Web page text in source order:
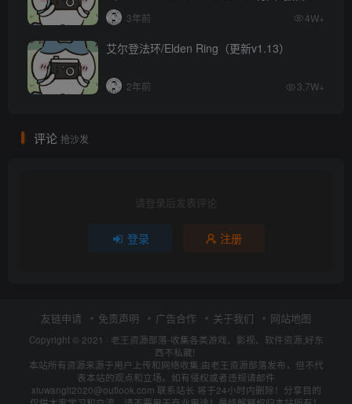
容）
3年前 4W+
艾尔登法环/Elden Ring（更新v1.13）
2年前 3.7W+
评论 抢沙发
请登录后发表评论
登录 注册
友链申请 免责声明 广告合作 关于我们 网站地图
Copyright © 2021 · 老王资源部落-收集各类游戏、影视、软件资源,好东
西不私藏!
本站所有资源来源于用户上传和网络收集,由老王资源部落发布，但不代
表本站的观点和立场。如有侵权或者违规请邮件
xiuwangli2020@outlook.com 联系站长 将于24小时内删除！分享目的